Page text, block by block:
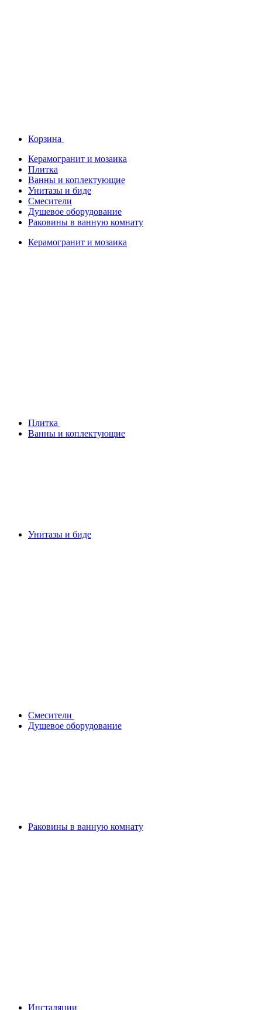
Корзина
Керамогранит и мозаика
Плитка
Ванны и коплектующие
Унитазы и биде
Смесители
Душевое оборудование
Раковины в ванную комнату
Керамогранит и мозаика
Плитка
Ванны и коплектующие
Унитазы и биде
Смесители
Душевое оборудование
Раковины в ванную комнату
Инсталяции